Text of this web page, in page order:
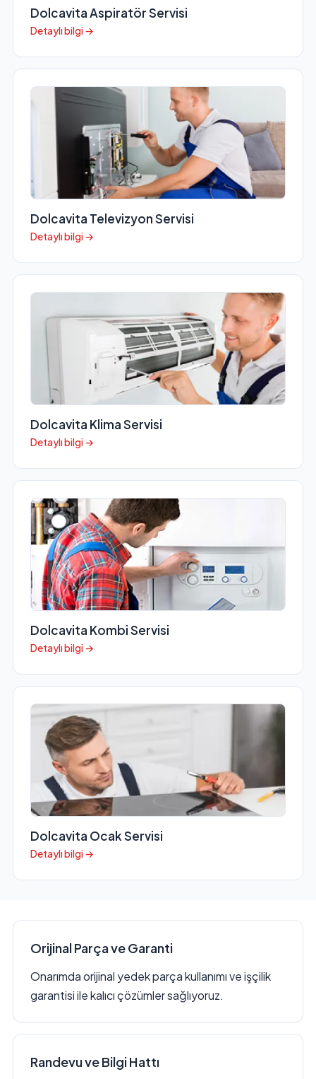
Dolcavita Aspiratör Servisi
Detaylı bilgi →
Dolcavita Televizyon Servisi
Detaylı bilgi →
Dolcavita Klima Servisi
Detaylı bilgi →
Dolcavita Kombi Servisi
Detaylı bilgi →
Dolcavita Ocak Servisi
Detaylı bilgi →
Orijinal Parça ve Garanti
Onarımda orijinal yedek parça kullanımı ve işçilik
garantisi ile kalıcı çözümler sağlıyoruz.
Randevu ve Bilgi Hattı